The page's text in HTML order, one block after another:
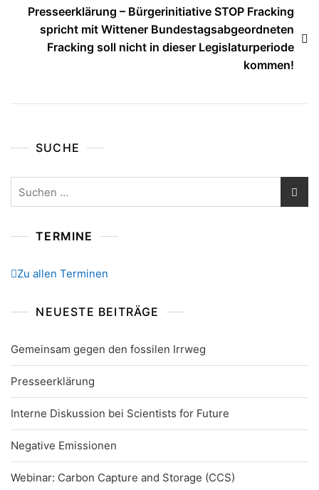
Presseerklärung – Bürgerinitiative STOP Fracking
spricht mit Wittener Bundestagsabgeordneten
Fracking soll nicht in dieser Legislaturperiode
kommen!
SUCHE
TERMINE
Zu allen Terminen
NEUESTE BEITRÄGE
Gemeinsam gegen den fossilen Irrweg
Presseerklärung
Interne Diskussion bei Scientists for Future
Negative Emissionen
Webinar: Carbon Capture and Storage (CCS)